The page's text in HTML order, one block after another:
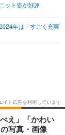
その他
その他
ット姿が好評
年は「すごく充実
え」「かわい
写真・画像